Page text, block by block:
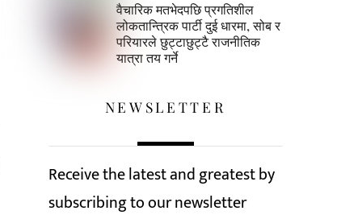
वैचारिक मतभेदपछि प्रगतिशील
लोकतान्त्रिक पार्टी दुई धारमा, सोब र
परियारले छुट्टाछुट्टै राजनीतिक
यात्रा तय गर्ने
NEWSLETTER
Receive the latest and greatest by
subscribing to our newsletter